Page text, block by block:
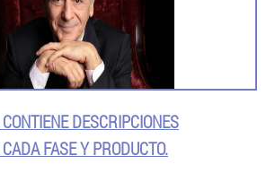
DESCRIPCIONES
FASE Y PRODUCTO.